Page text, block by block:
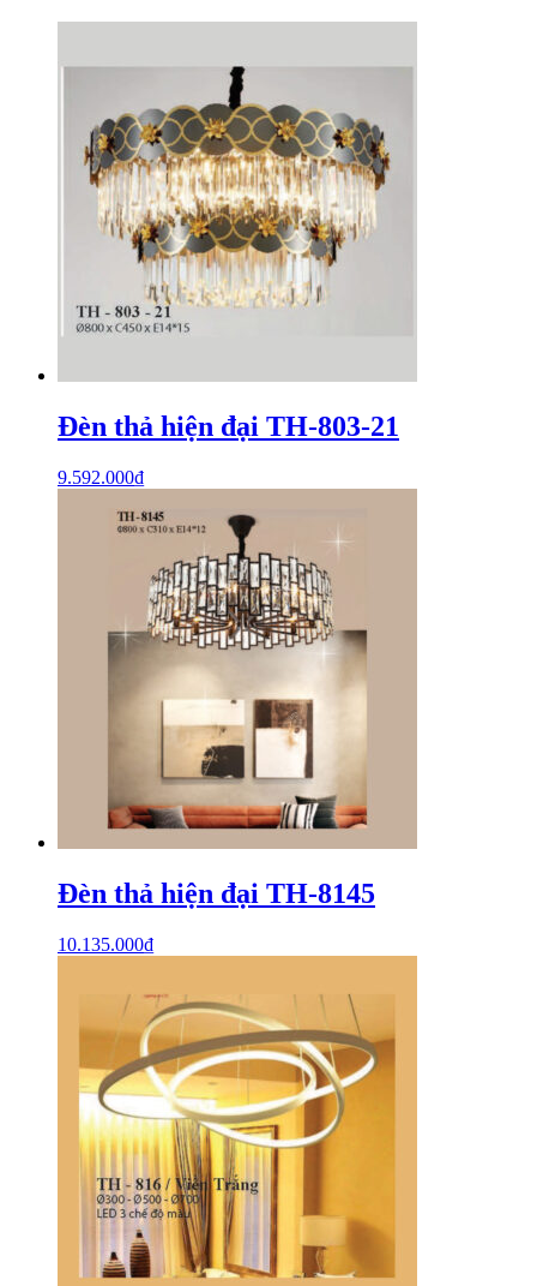
Đèn thả hiện đại TH-803-21
9.592.000₫
Đèn thả hiện đại TH-8145
10.135.000₫